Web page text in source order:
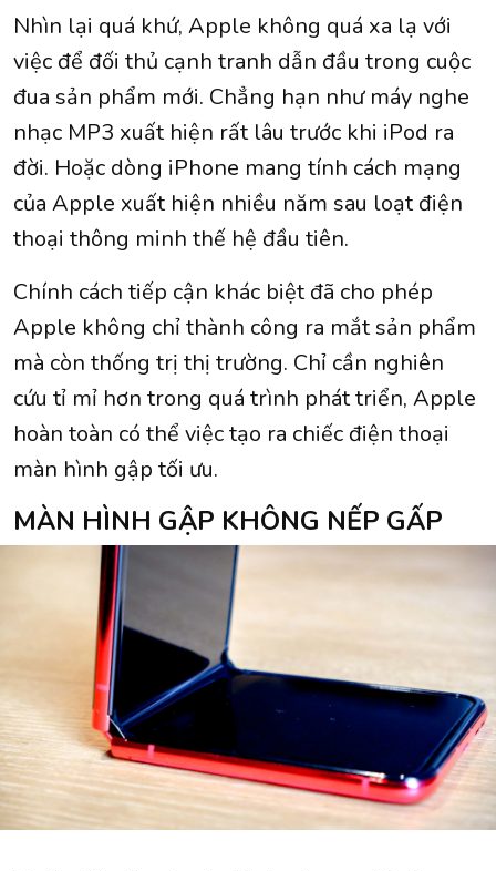
Nhìn lại quá khứ, Apple không quá xa lạ với
việc để đối thủ cạnh tranh dẫn đầu trong cuộc
đua sản phẩm mới. Chẳng hạn như máy nghe
nhạc MP3 xuất hiện rất lâu trước khi iPod ra
đời. Hoặc dòng iPhone mang tính cách mạng
của Apple xuất hiện nhiều năm sau loạt điện
thoại thông minh thế hệ đầu tiên.
Chính cách tiếp cận khác biệt đã cho phép
Apple không chỉ thành công ra mắt sản phẩm
mà còn thống trị thị trường. Chỉ cần nghiên
cứu tỉ mỉ hơn trong quá trình phát triển, Apple
hoàn toàn có thể việc tạo ra chiếc điện thoại
màn hình gập tối ưu.
MÀN HÌNH GẬP KHÔNG NẾP GẤP